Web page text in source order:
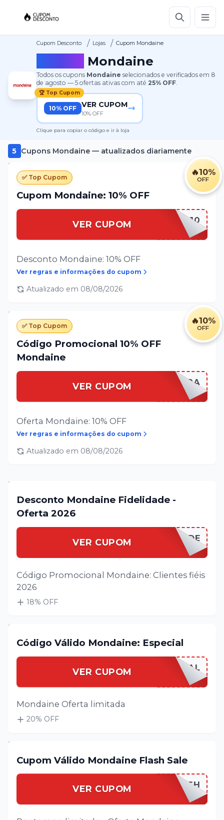
Cupom Desconto / Lojas / Cupom Mondaine
Mondaine
Todos os cupons Mondaine selecionados e verificados em 8
de agosto —5 ofertas ativas com até 25% OFF.
🏆 Top Cupom
10% OFF VER CUPOM
10% OFF
Clique para copiar o código e ir à loja
5 Cupons Mondaine— atualizados diariamente
🔥10%
OFF
✅ Top Cupom
Cupom Mondaine: 10% OFF
VER CUPOM Cupom10
Desconto Mondaine: 10% OFF
Ver regras e informações do cupom
Atualizado em 08/08/2026
🔥10%
OFF
✅ Top Cupom
Código Promocional 10% OFF
Mondaine
VER CUPOMPRIMEIRACOMPRA
Oferta Mondaine: 10% OFF
Ver regras e informações do cupom
Atualizado em 08/08/2026
Desconto Mondaine Fidelidade -
Oferta 2026
VER CUPOMMONDAIFIDELIDADE
Código Promocional Mondaine: Clientes fiéis
2026
18% OFF
Código Válido Mondaine: Especial
VER CUPOMMONDAIESPECIAL
Mondaine Oferta limitada
20% OFF
Cupom Válido Mondaine Flash Sale
VER CUPOMMONDAIFLASH